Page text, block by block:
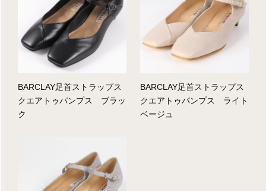
BARCLAY足首ストラップス
クエアトゥパンプス ブラッ
ク
BARCLAY足首ストラップス
クエアトゥパンプス ライト
ベージュ